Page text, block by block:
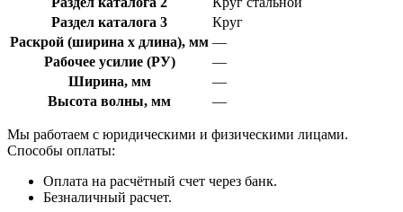
Раздел каталога 3
Круг
Раскрой (ширина х длина), мм —
Рабочее усилие (РУ)
—
Ширина, мм
—
Высота волны, мм
—
Мы работаем с юридическими и физическими лицами.
Способы оплаты:
Оплата на расчётный счет через банк.
Безналичный расчет.